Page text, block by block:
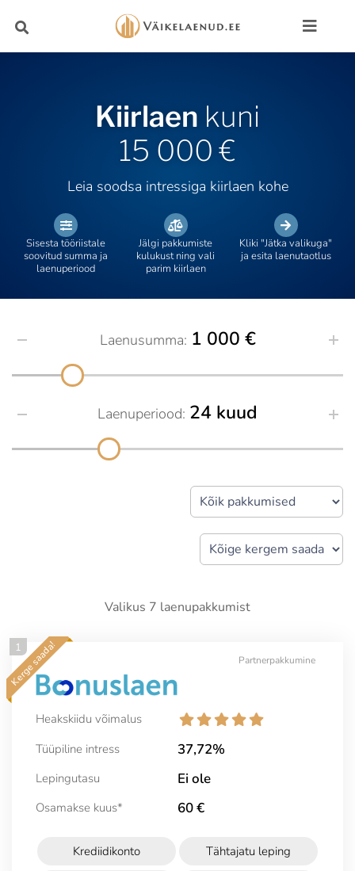
Kiirlaen kuni
15 000 €
Leia soodsa intressiga kiirlaen kohe
Sisesta tööriistale
soovitud summa ja
laenuperiood
Jälgi pakkumiste
kulukust ning vali
parim kiirlaen
Kliki "Jätka valikuga"
ja esita laenutaotlus
Laenusumma: 1 000 €
Laenuperiood: 24 kuud
Valikus 7 laenupakkumist
Kerge saada!
1
Heakskiidu võimalus
Tüüpiline intress
37,72%
Lepingutasu Ei ole
Osamakse kuus* 60 €
Krediidikonto Tähtajatu leping
Partnerpakkumine